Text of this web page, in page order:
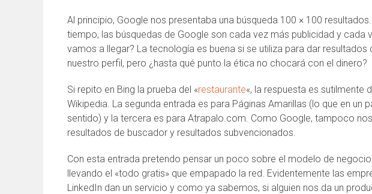
Al principio, Google nos presentaba una búsqueda 100 × 100
tiempo, las búsquedas de Google son cada vez más publicidad y cada
vamos a llegar? La tecnología es buena si se utiliza para dar
nuestro perfil, pero ¿hasta qué punto la ética no chocará con el dinero?
Si repito en Bing la prueba del «restaurante«, la respuesta es sutilmente
Wikipedia. La segunda entrada es para Páginas Amarillas (lo que en un
sentido) y la tercera es para Atrapalo.com. Como Google, tampoco
resultados de buscador y resultados subvencionados.
Con esta entrada pretendo pensar un poco sobre el modelo de
llevando el «todo gratis» que empapado la red. Evidentemente las
LinkedIn dan un servicio y como ya sabemos, si alguien nos da un